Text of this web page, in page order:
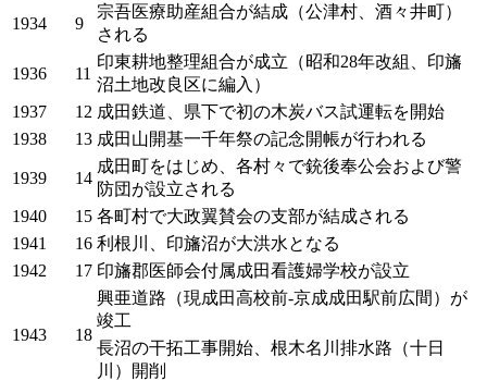
1934 9
宗吾医療助産組合が結成（公津村、酒々井町）
される
1936 11
印東耕地整理組合が成立（昭和28年改組、印旛
沼土地改良区に編入）
1937
12 成田鉄道、県下で初の木炭バス試運転を開始
1938
13 成田山開基一千年祭の記念開帳が行われる
1939 14
成田町をはじめ、各村々で銃後奉公会および警
防団が設立される
1940
15 各町村で大政翼賛会の支部が結成される
1941
16 利根川、印旛沼が大洪水となる
1942
17 印旛郡医師会付属成田看護婦学校が設立
1943 18
興亜道路（現成田高校前-京成成田駅前広間）が
竣工
長沼の干拓工事開始、根木名川排水路（十日
川）開削